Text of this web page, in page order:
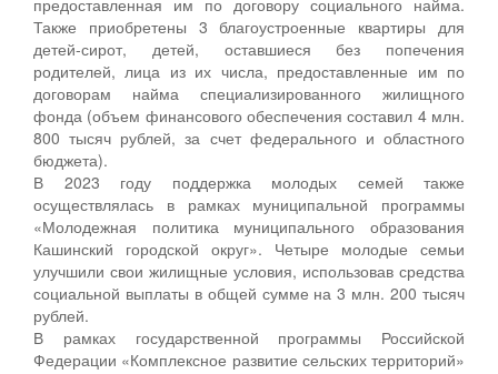
Также приобретены 3 благоустроенные квартиры для
детей-сирот, детей, оставшиеся без попечения
родителей, лица из их числа, предоставленные им по
договорам найма специализированного жилищного
фонда (объем финансового обеспечения составил 4 млн.
800 тысяч рублей, за счет федерального и областного
бюджета).
В 2023 году поддержка молодых семей также
осуществлялась в рамках муниципальной программы
«Молодежная политика муниципального образования
Кашинский городской округ». Четыре молодые семьи
улучшили свои жилищные условия, использовав средства
социальной выплаты в общей сумме на 3 млн. 200 тысяч
рублей.
В рамках государственной программы Российской
Федерации «Комплексное развитие сельских территорий»